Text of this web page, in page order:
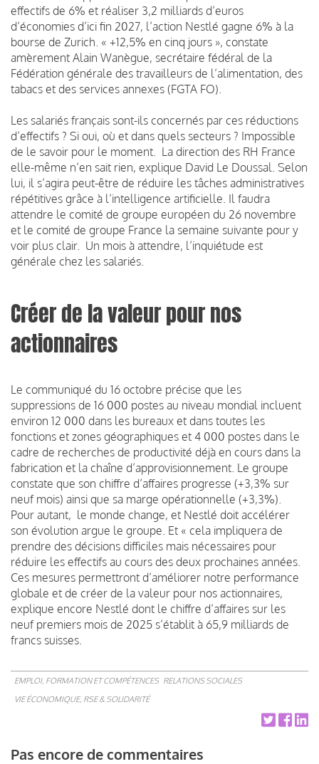
effectifs de 6% et réaliser 3,2 milliards d’euros
d’économies d’ici fin 2027, l’action Nestlé gagne 6% à la
bourse de Zurich. « +12,5% en cinq jours », constate
amèrement Alain Wanègue, secrétaire fédéral de la
Fédération générale des travailleurs de l’alimentation, des
tabacs et des services annexes (FGTA FO).
Les salariés français sont-ils concernés par ces réductions
d’effectifs ? Si oui, où et dans quels secteurs ? Impossible
de le savoir pour le moment. La direction des RH France
elle-même n’en sait rien, explique David Le Doussal. Selon
lui, il s’agira peut-être de réduire les tâches administratives
répétitives grâce à l’intelligence artificielle. Il faudra
attendre le comité de groupe européen du 26 novembre
et le comité de groupe France la semaine suivante pour y
voir plus clair. Un mois à attendre, l’inquiétude est
générale chez les salariés.
Créer de la valeur pour nos
actionnaires
Le communiqué du 16 octobre précise que les
suppressions de 16 000 postes au niveau mondial incluent
environ 12 000 dans les bureaux et dans toutes les
fonctions et zones géographiques et 4 000 postes dans le
cadre de recherches de productivité déjà en cours dans la
fabrication et la chaîne d’approvisionnement. Le groupe
constate que son chiffre d’affaires progresse (+3,3% sur
neuf mois) ainsi que sa marge opérationnelle (+3,3%).
Pour autant, le monde change, et Nestlé doit accélérer
son évolution argue le groupe. Et « cela impliquera de
prendre des décisions difficiles mais nécessaires pour
réduire les effectifs au cours des deux prochaines années.
Ces mesures permettront d’améliorer notre performance
globale et de créer de la valeur pour nos actionnaires,
explique encore Nestlé dont le chiffre d’affaires sur les
neuf premiers mois de 2025 s’établit à 65,9 milliards de
francs suisses.
EMPLOI, FORMATION ET COMPÉTENCES RELATIONS SOCIALES
VIE ÉCONOMIQUE, RSE & SOLIDARITÉ
Pas encore de commentaires